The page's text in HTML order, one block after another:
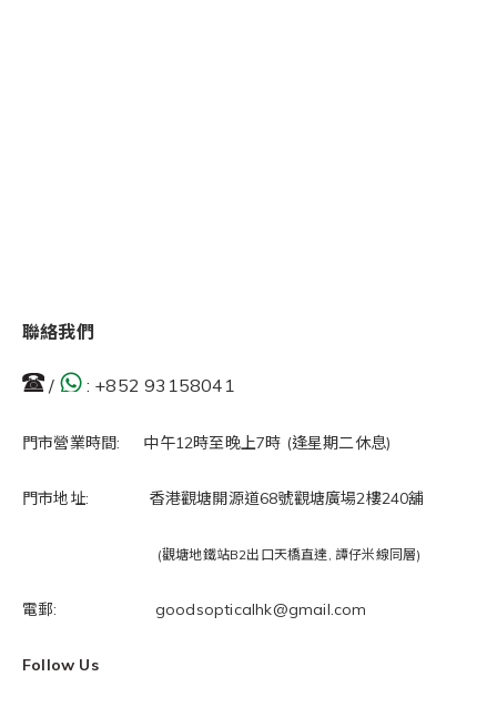
聯絡我們
/ : +852 93158041
門市營業時間: 中午12時至晚上7時 (逢星期二休息)
門市地址: 香港觀塘開源道68號觀塘廣場2樓240舖
(觀塘地鐵站B2出口天橋直達, 譚仔米線同層)
電郵: goodsopticalhk@gmail.com
Follow Us